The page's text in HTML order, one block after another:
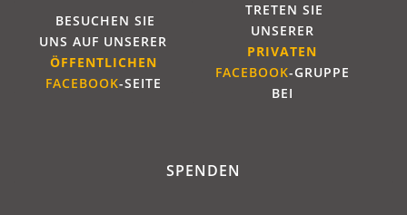
BESUCHEN SIE
UNS AUF UNSERER
ÖFFENTLICHEN
FACEBOOK-SEITE
TRETEN SIE
UNSERER
PRIVATEN
FACEBOOK-GRUPPE
BEI
SPENDEN